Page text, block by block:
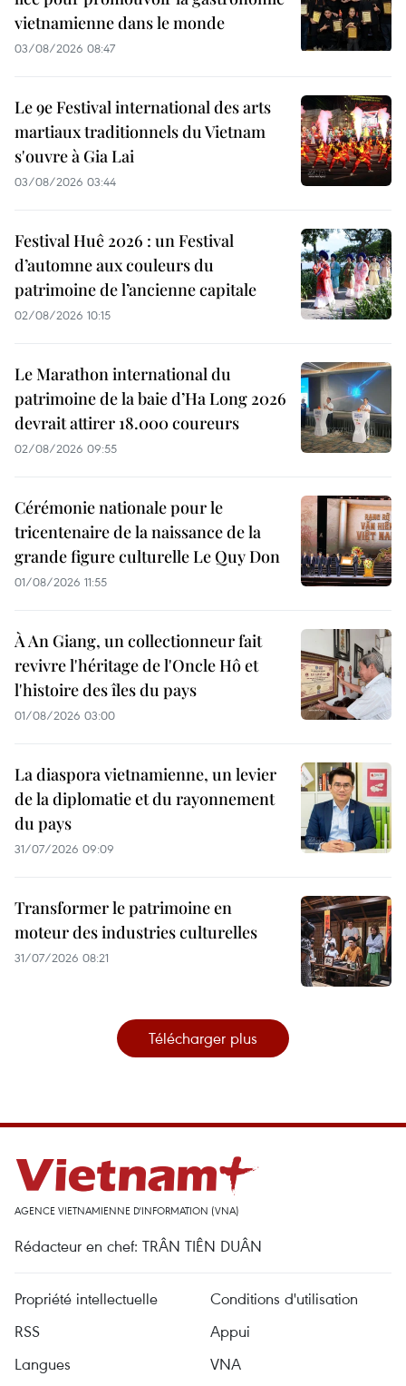
vietnamienne dans le monde
03/08/2026 08:47
Le 9e Festival international des arts
martiaux traditionnels du Vietnam
s'ouvre à Gia Lai
03/08/2026 03:44
Festival Huê 2026 : un Festival
d’automne aux couleurs du
patrimoine de l’ancienne capitale
02/08/2026 10:15
Le Marathon international du
patrimoine de la baie d’Ha Long 2026
devrait attirer 18.000 coureurs
02/08/2026 09:55
Cérémonie nationale pour le
tricentenaire de la naissance de la
grande figure culturelle Le Quy Don
01/08/2026 11:55
À An Giang, un collectionneur fait
revivre l'héritage de l'Oncle Hô et
l'histoire des îles du pays
01/08/2026 03:00
La diaspora vietnamienne, un levier
de la diplomatie et du rayonnement
du pays
31/07/2026 09:09
Transformer le patrimoine en
moteur des industries culturelles
31/07/2026 08:21
Télécharger plus
AGENCE VIETNAMIENNE D'INFORMATION (VNA)
Rédacteur en chef: TRÂN TIÊN DUÂN
Propriété intellectuelle
Conditions d'utilisation
RSS
Appui
Langues
VNA